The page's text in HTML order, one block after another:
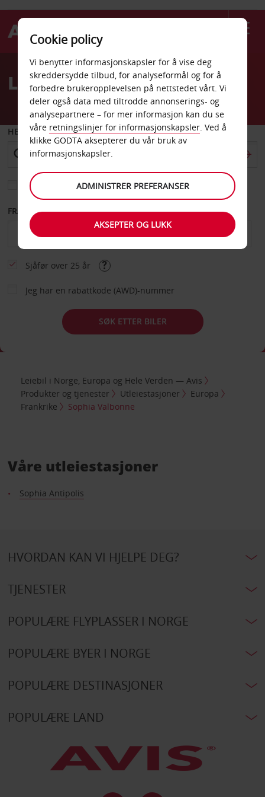
Welcome
AvisLeiebil Sophia Valbonne
HENT FRA
Velg et annet leveringssted
FRA DATO TIL DATO
Sjåfør over 25 år
Jeg har en rabattkode (AWD)-nummer
SØK ETTER BILER
Leiebil i Norge, Europa og Hele Verden — Avis
Produkter og tjenester
Utleiestasjoner
Europa
Frankrike
Sophia Valbonne
Våre utleiestasjoner
Sophia Antipolis
HVORDAN KAN VI HJELPE DEG?
TJENESTER
POPULÆRE FLYPLASSER I NORGE
POPULÆRE BYER I NORGE
POPULÆRE DESTINASJONER
POPULÆRE LAND
Cookie policy
Vi benytter informasjonskapsler for å vise deg
skreddersydde tilbud, for analyseformål og for å
forbedre brukeropplevelsen på nettstedet vårt. Vi
deler også data med tiltrodde annonserings- og
analysepartnere – for mer informasjon kan du se
våre retningslinjer for informasjonskapsler. Ved å
klikke GODTA aksepterer du vår bruk av
informasjonskapsler.
ADMINISTRER PREFERANSER
AKSEPTER OG LUKK